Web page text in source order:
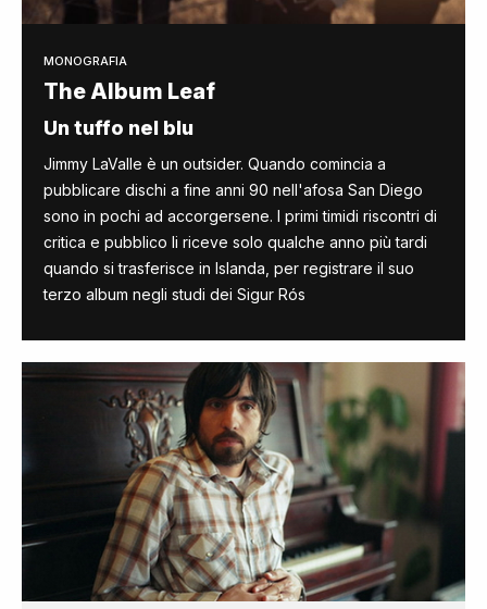
MONOGRAFIA
The Album Leaf
Un tuffo nel blu
Jimmy LaValle è un outsider. Quando comincia a
pubblicare dischi a fine anni 90 nell'afosa San Diego
sono in pochi ad accorgersene. I primi timidi riscontri di
critica e pubblico li riceve solo qualche anno più tardi
quando si trasferisce in Islanda, per registrare il suo
terzo album negli studi dei Sigur Rós